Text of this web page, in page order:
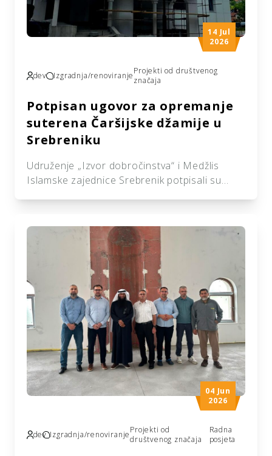
14 Jul
2026
dev Izgradnja/renoviranjeProjekti od društvenog
značaja
Potpisan ugovor za opremanje
suterena Čaršijske džamije u
Srebreniku
Udruženje „Izvor dobročinstva“ i Medžlis
Islamske zajednice Srebrenik potpisali su
Ugovor su potpisali predsjednik Udruženja
„Izvor dobročinstva“ Ismir Karaga i
predsjednik Medžlisa Islamske zajednice
Srebrenik Nedim Delić, dok je potpisivanju
prisustvovao i glavni imam Medžlisa Islamske
zajednice Srebrenik Refik-ef. Hodžić. Čaršijska
džamija predstavlja jedno od […]
04 Jun
2026
dev Izgradnja/renoviranjeProjekti od
društvenog značaja
Radna
posjeta